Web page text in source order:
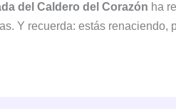
del Caldero del Corazón ha
Y recuerda: estás renaciendo,